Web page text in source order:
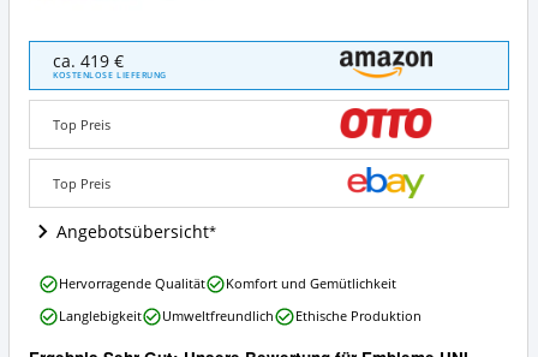
Embleme
UNI
echter
original
handgeknüpfter
Nepal
Teppich
Angebote:
Wo
ist
Nepal
Teppich
erhältlich?
ca. 419 €
KOSTENLOSE LIEFERUNG
Top Preis
Top Preis
Angebotsübersicht
Embleme
UNI
echter
Hervorragende Qualität
Komfort und Gemütlichkeit
Langlebigkeit
Umweltfreundlich Ethische Produktion